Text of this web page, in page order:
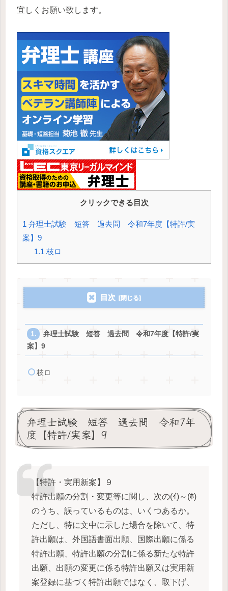
宜しくお願い致します。
クリックできる目次
1 弁理士試験 短答 過去問 令和7年度【特許/実
案】9
1.1 枝ロ
目次
弁理士試験 短答 過去問 令和7年度【特許/実
案】9
枝ロ
弁理士試験 短答 過去問 令和7年
度【特許/実案】9
【特許・実用新案】９
特許出願の分割・変更等に関し、次の(ｲ)～(ﾎ)
のうち、誤っているものは、いくつあるか。
ただし、特に文中に示した場合を除いて、特
許出願は、外国語書面出願、国際出願に係る
特許出願、特許出願の分割に係る新たな特許
出願、出願の変更に係る特許出願又は実用新
案登録に基づく特許出願ではなく、取下げ、